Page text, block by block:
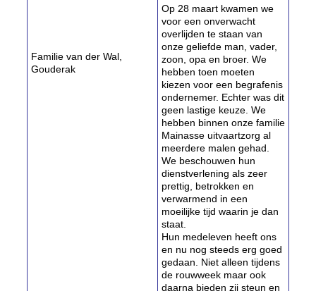
Familie van der Wal,
Gouderak
Op 28 maart kwamen we
voor een onverwacht
overlijden te staan van
onze geliefde man, vader,
zoon, opa en broer. We
hebben toen moeten
kiezen voor een begrafenis
ondernemer. Echter was dit
geen lastige keuze. We
hebben binnen onze familie
Mainasse uitvaartzorg al
meerdere malen gehad.
We beschouwen hun
dienstverlening als zeer
prettig, betrokken en
verwarmend in een
moeilijke tijd waarin je dan
staat.
Hun medeleven heeft ons
en nu nog steeds erg goed
gedaan. Niet alleen tijdens
de rouwweek maar ook
daarna bieden zij steun en